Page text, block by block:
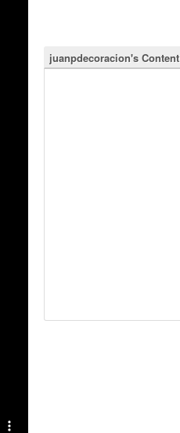
juanpdecoracion's Content